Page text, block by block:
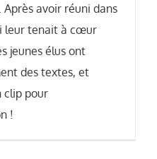
avoir réuni dans
leur tenait à cœur
jeunes élus ont
des textes, et
clip pour
!